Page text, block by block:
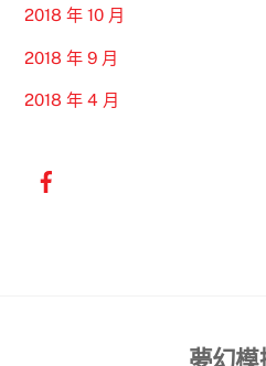
2018 年 10 月
2018 年 9 月
2018 年 4 月
夢幻模